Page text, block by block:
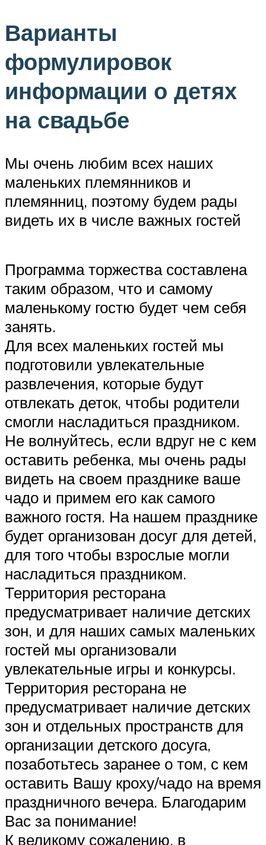
Варианты
формулировок
информации о детях
на свадьбе
Мы очень любим всех наших
маленьких племянников и
племянниц, поэтому будем рады
видеть их в числе важных гостей
Программа торжества составлена
таким образом, что и самому
маленькому гостю будет чем себя
занять.
Для всех маленьких гостей мы
подготовили увлекательные
развлечения, которые будут
отвлекать деток, чтобы родители
смогли насладиться праздником.
Не волнуйтесь, если вдруг не с кем
оставить ребенка, мы очень рады
видеть на своем празднике ваше
чадо и примем его как самого
важного гостя. На нашем празднике
будет организован досуг для детей,
для того чтобы взрослые могли
насладиться праздником.
Территория ресторана
предусматривает наличие детских
зон, и для наших самых маленьких
гостей мы организовали
увлекательные игры и конкурсы.
Территория ресторана не
предусматривает наличие детских
зон и отдельных пространств для
организации детского досуга,
позаботьтесь заранее о том, с кем
оставить Вашу кроху/чадо на время
праздничного вечера. Благодарим
Вас за понимание!
К великому сожалению, в